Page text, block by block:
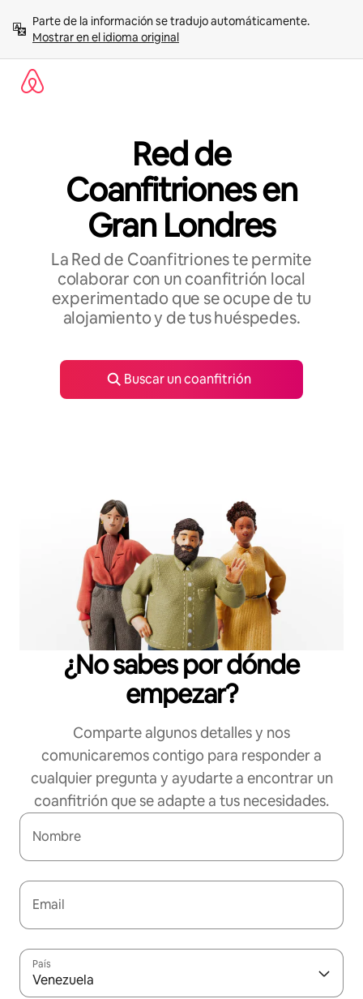
contenidoMostrar en el idioma original
Red de
Coanfitriones en
Gran Londres
La Red de Coanfitriones te permite
colaborar con un coanfitrión local
experimentado que se ocupe de tu
alojamiento y de tus huéspedes.
Buscar un coanfitrión
¿No sabes por dónde
empezar?
Comparte algunos detalles y nos
comunicaremos contigo para responder a
cualquier pregunta y ayudarte a encontrar un
coanfitrión que se adapte a tus necesidades.
Nombre
Email
País
Venezuela